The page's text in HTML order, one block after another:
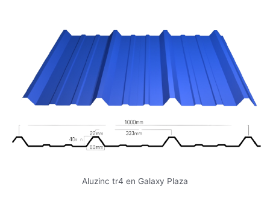
Aluzinc tr4 en Galaxy Plaza